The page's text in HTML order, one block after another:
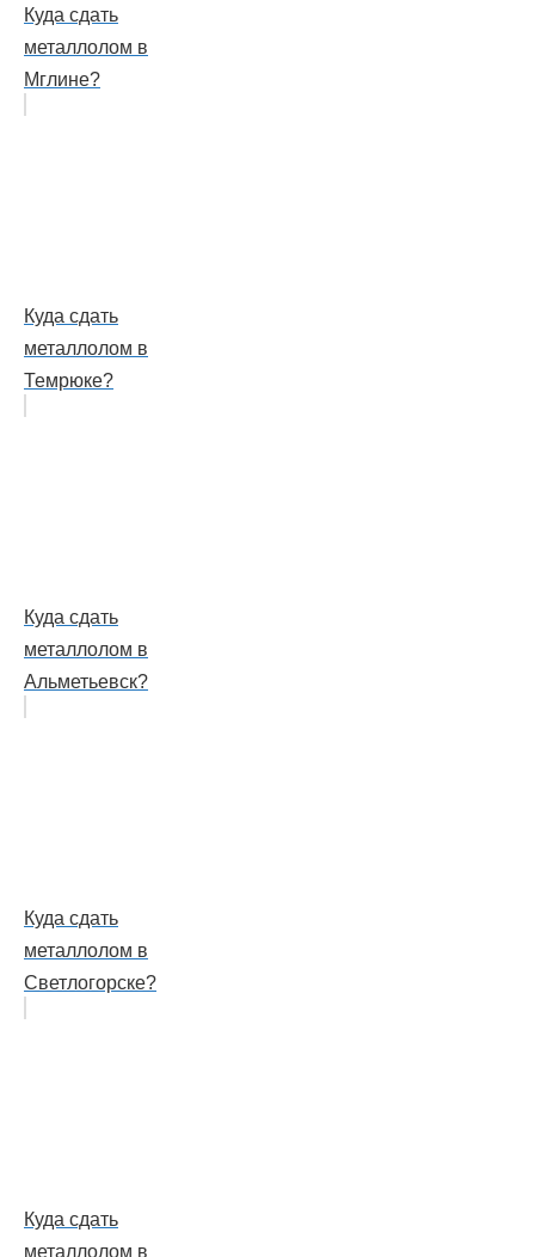
Куда сдать
металлолом в
Мглине?
Куда сдать
металлолом в
Темрюке?
Куда сдать
металлолом в
Альметьевск?
Куда сдать
металлолом в
Светлогорске?
Куда сдать
металлолом в